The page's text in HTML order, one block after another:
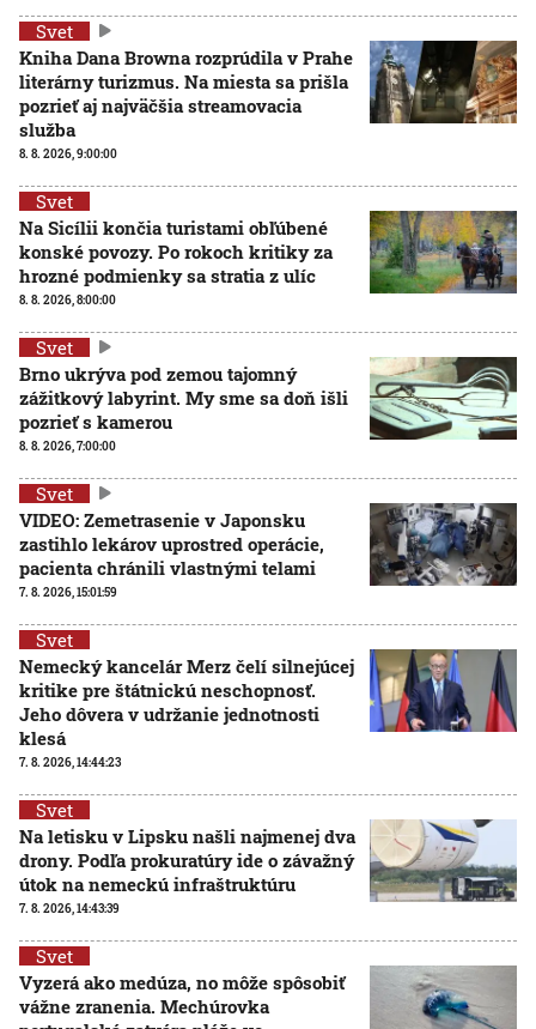
Svet
Kniha Dana Browna rozprúdila v Prahe
literárny turizmus. Na miesta sa prišla
pozrieť aj najväčšia streamovacia
služba
8. 8. 2026, 9:00:00
Svet
Na Sicílii končia turistami obľúbené
konské povozy. Po rokoch kritiky za
hrozné podmienky sa stratia z ulíc
8. 8. 2026, 8:00:00
Svet
Brno ukrýva pod zemou tajomný
zážitkový labyrint. My sme sa doň išli
pozrieť s kamerou
8. 8. 2026, 7:00:00
Svet
VIDEO: Zemetrasenie v Japonsku
zastihlo lekárov uprostred operácie,
pacienta chránili vlastnými telami
7. 8. 2026, 15:01:59
Svet
Nemecký kancelár Merz čelí silnejúcej
kritike pre štátnickú neschopnosť.
Jeho dôvera v udržanie jednotnosti
klesá
7. 8. 2026, 14:44:23
Svet
Na letisku v Lipsku našli najmenej dva
drony. Podľa prokuratúry ide o závažný
útok na nemeckú infraštruktúru
7. 8. 2026, 14:43:39
Svet
Vyzerá ako medúza, no môže spôsobiť
vážne zranenia. Mechúrovka